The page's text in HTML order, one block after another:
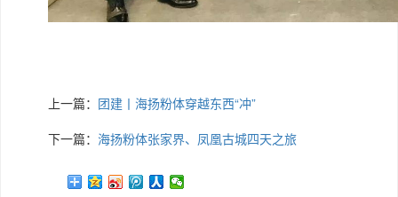
上一篇： 团建丨海扬粉体穿越东西“冲”
下一篇： 海扬粉体张家界、凤凰古城四天之旅